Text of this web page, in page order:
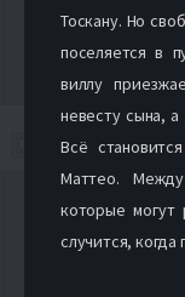
Тоскану. Но
поселяется в
виллу
невесту сына,
Всё
Маттео.
которые
случится,